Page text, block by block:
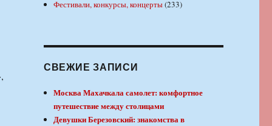
Фестивали, конкурсы, концерты(233)
СВЕЖИЕ ЗАПИСИ
Москва Махачкала самолет: комфортное
путешествие между столицами
Девушки Березовский: знакомства в